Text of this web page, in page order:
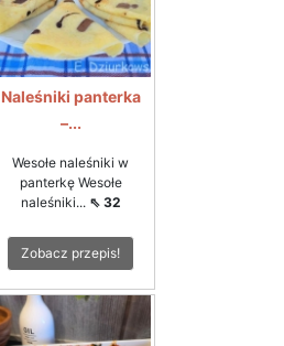
Naleśniki panterka
–...
Wesołe naleśniki w
panterkę Wesołe
naleśniki... ⇖ 32
Zobacz przepis!